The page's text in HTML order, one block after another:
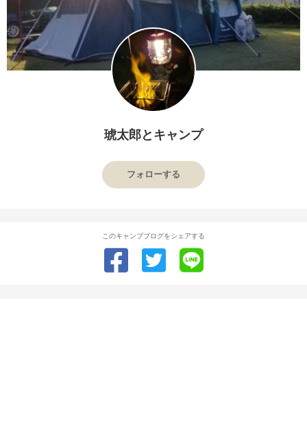
琥太郎とキャンプ
フォローする
このキャンプブログをシェアする